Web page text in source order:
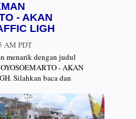
- AKAN
LIGH
AM PDT
menarik dengan judul
- AKAN
Silahkan baca dan